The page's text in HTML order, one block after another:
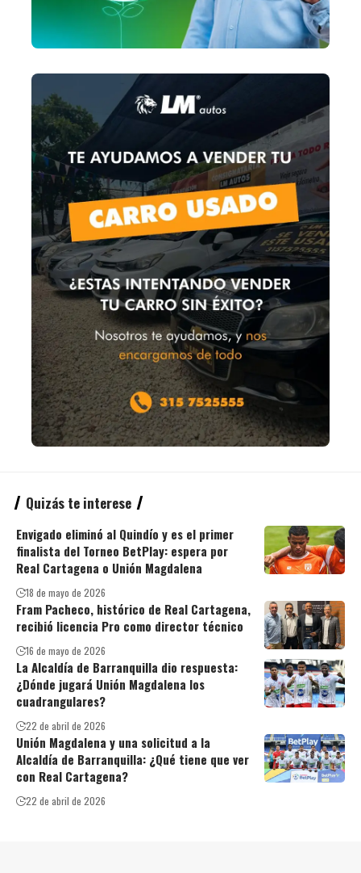
Quizás te interese
Envigado eliminó al Quindío y es el primer
finalista del Torneo BetPlay: espera por
Real Cartagena o Unión Magdalena
18 de mayo de 2026
Fram Pacheco, histórico de Real Cartagena,
recibió licencia Pro como director técnico
16 de mayo de 2026
La Alcaldía de Barranquilla dio respuesta:
¿Dónde jugará Unión Magdalena los
cuadrangulares?
22 de abril de 2026
Unión Magdalena y una solicitud a la
Alcaldía de Barranquilla: ¿Qué tiene que ver
con Real Cartagena?
22 de abril de 2026